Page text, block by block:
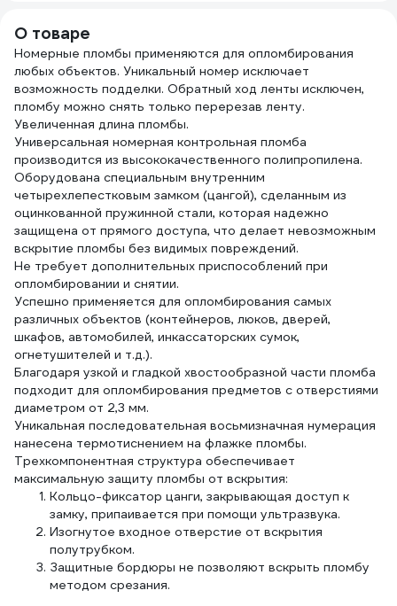
О товаре
Номерные пломбы применяются для опломбирования
любых объектов. Уникальный номер исключает
возможность подделки. Обратный ход ленты исключен,
пломбу можно снять только перерезав ленту.
Увеличенная длина пломбы.
Универсальная номерная контрольная пломба
производится из высококачественного полипропилена.
Оборудована специальным внутренним
четырехлепестковым замком (цангой), сделанным из
оцинкованной пружинной стали, которая надежно
защищена от прямого доступа, что делает невозможным
вскрытие пломбы без видимых повреждений.
Не требует дополнительных приспособлений при
опломбировании и снятии.
Успешно применяется для опломбирования самых
различных объектов (контейнеров, люков, дверей,
шкафов, автомобилей, инкассаторских сумок,
огнетушителей и т.д.).
Благодаря узкой и гладкой хвостообразной части пломба
подходит для опломбирования предметов с отверстиями
диаметром от 2,3 мм.
Уникальная последовательная восьмизначная нумерация
нанесена термотиснением на флажке пломбы.
Трехкомпонентная структура обеспечивает
максимальную защиту пломбы от вскрытия:
Кольцо-фиксатор цанги, закрывающая доступ к
замку, припаивается при помощи ультразвука.
Изогнутое входное отверстие от вскрытия
полутрубком.
Защитные бордюры не позволяют вскрыть пломбу
методом срезания.